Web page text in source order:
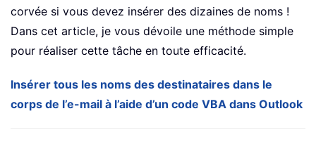
corvée si vous devez insérer des dizaines de noms !
Dans cet article, je vous dévoile une méthode simple
pour réaliser cette tâche en toute efficacité.
Insérer tous les noms des destinataires dans le
corps de l’e-mail à l’aide d’un code VBA dans Outlook